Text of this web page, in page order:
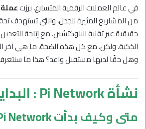
في عالم العملات الرقمية المتسارع، برزتعملة Pi Network
من المشاريع المثيرة للجدل، والتي تستهدف
حقيقية عبر تقنية البلوكتشين، مع إتاحة
الذكية. ولكن، مع كل هذه الضجة، ما هي آخر
وهل حقًا لديها مستقبل واعد؟ هذا ما
نشأة Pi Network : البداية والرؤية
متى وكيف بدأت Pi Network ؟